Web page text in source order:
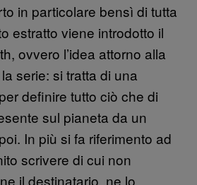
in particolare bensì di tutta
estratto viene introdotto il
ovvero l’idea attorno alla
serie: si tratta di una
definire tutto ciò che di
sul pianeta da un
In più si fa riferimento ad
scrivere di cui non
il destinatario, ne lo